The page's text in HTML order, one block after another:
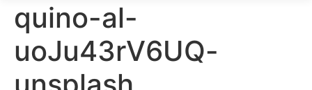
quino-al-
uoJu43rV6UQ-